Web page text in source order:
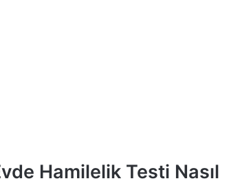
Hamilelik Testi Nasıl